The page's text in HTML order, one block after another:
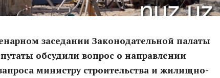
заседании Законодательной палаты
обсудили вопрос о направлении
министру строительства и жилищно-